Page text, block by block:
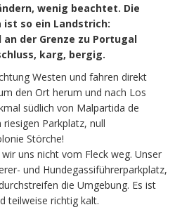
wenig beachtet. Die
ist so ein Landstrich:
der Grenze zu Portugal
karg, bergig.
Westen und fahren direkt
den Ort herum und nach Los
südlich von Malpartida de
Parkplatz, null
Störche!
uns nicht vom Fleck weg. Unser
und Hundegassiführerparkplatz,
die Umgebung. Es ist
teilweise richtig kalt.